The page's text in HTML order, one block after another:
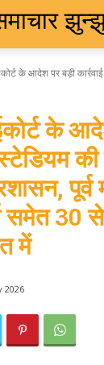
के आदेश पर बड़ी
के
की
पूर्व
समेत 30
में
2026